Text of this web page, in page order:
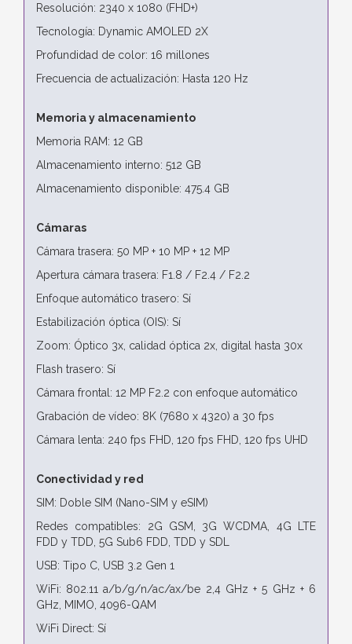
Resolución: 2340 x 1080 (FHD+)
Tecnología: Dynamic AMOLED 2X
Profundidad de color: 16 millones
Frecuencia de actualización: Hasta 120 Hz
Memoria y almacenamiento
Memoria RAM: 12 GB
Almacenamiento interno: 512 GB
Almacenamiento disponible: 475.4 GB
Cámaras
Cámara trasera: 50 MP + 10 MP + 12 MP
Apertura cámara trasera: F1.8 / F2.4 / F2.2
Enfoque automático trasero: Sí
Estabilización óptica (OIS): Sí
Zoom: Óptico 3x, calidad óptica 2x, digital hasta 30x
Flash trasero: Sí
Cámara frontal: 12 MP F2.2 con enfoque automático
Grabación de vídeo: 8K (7680 x 4320) a 30 fps
Cámara lenta: 240 fps FHD, 120 fps FHD, 120 fps UHD
Conectividad y red
SIM: Doble SIM (Nano-SIM y eSIM)
Redes compatibles: 2G GSM, 3G WCDMA, 4G LTE
FDD y TDD, 5G Sub6 FDD, TDD y SDL
USB: Tipo C, USB 3.2 Gen 1
WiFi: 802.11 a/b/g/n/ac/ax/be 2,4 GHz + 5 GHz + 6
GHz, MIMO, 4096-QAM
WiFi Direct: Sí